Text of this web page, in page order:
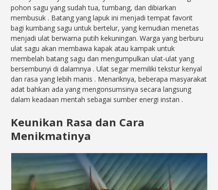
pohon sagu yang sudah tua, tumbang, dan dibiarkan
membusuk . Batang yang lapuk ini menjadi tempat favorit
bagi kumbang sagu untuk bertelur, yang kemudian menetas
menjadi ulat berwarna putih kekuningan. Warga yang berburu
ulat sagu akan membawa kapak atau kampak untuk
membelah batang sagu dan mengumpulkan ulat-ulat yang
bersembunyi di dalamnya . Ulat segar memiliki tekstur kenyal
dan rasa yang lebih manis . Menariknya, beberapa masyarakat
adat bahkan ada yang mengonsumsinya secara langsung
dalam keadaan mentah sebagai sumber energi instan .
Keunikan Rasa dan Cara
Menikmatinya